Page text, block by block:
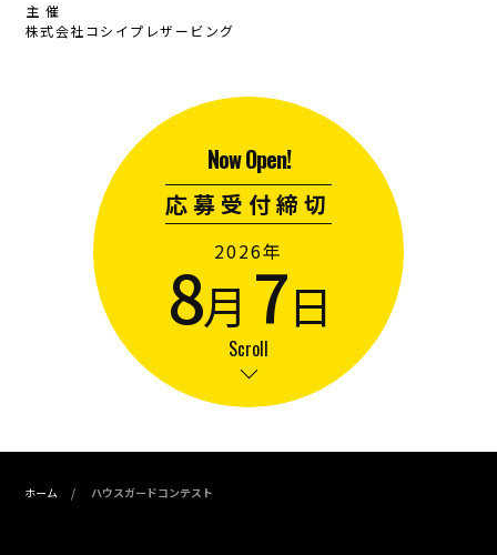
主 催
株式会社コシイプレザービング
Now Open!
応募受付締切
2026年
8月 7日
Scroll
ホーム ハウスガードコンテスト